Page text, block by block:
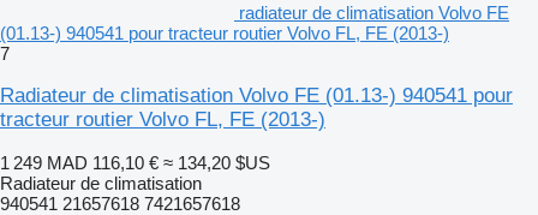
radiateur de climatisation Volvo FE
(01.13-) 940541 pour tracteur routier Volvo FL, FE (2013-)
7
Radiateur de climatisation Volvo FE (01.13-) 940541 pour
tracteur routier Volvo FL, FE (2013-)
1 249 MAD 116,10 € ≈ 134,20 $US
Radiateur de climatisation
940541 21657618 7421657618